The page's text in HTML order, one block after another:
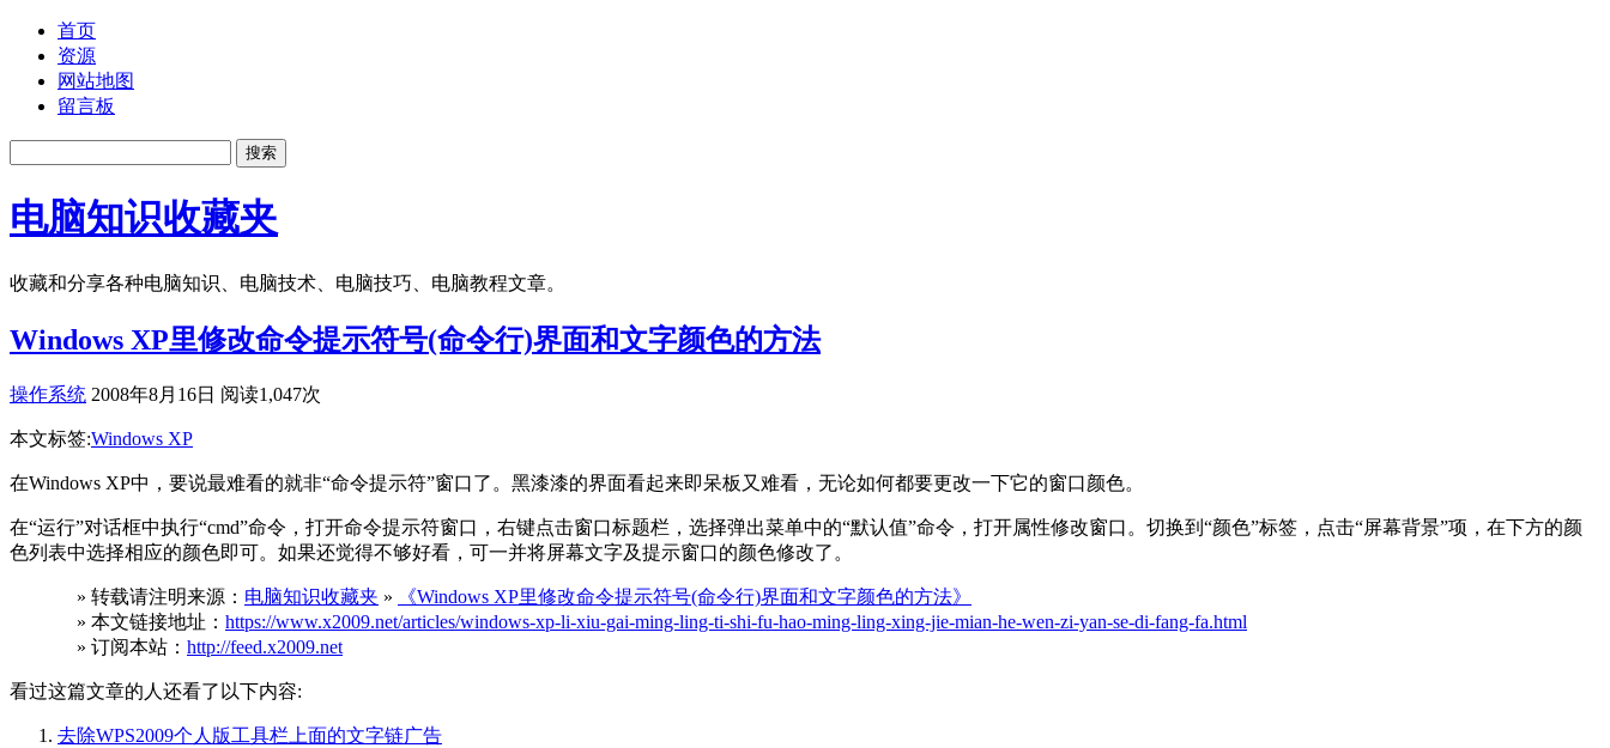
首页
资源
网站地图
留言板
电脑知识收藏夹
收藏和分享各种电脑知识、电脑技术、电脑技巧、电脑教程文章。
Windows XP里修改命令提示符号(命令行)界面和文字颜色的方法
操作系统 2008年8月16日 阅读1,047次
本文标签:Windows XP
在Windows XP中，要说最难看的就非“命令提示符”窗口了。黑漆漆的界面看起来即呆板又难看，无论如何都要更改一下它的窗口颜色。
在“运行”对话框中执行“cmd”命令，打开命令提示符窗口，右键点击窗口标题栏，选择弹出菜单中的“默认值”命令，打开属性修改窗口。切换到“颜色”标签，点击“屏幕背景”项，在下方的颜
色列表中选择相应的颜色即可。如果还觉得不够好看，可一并将屏幕文字及提示窗口的颜色修改了。
» 转载请注明来源： 电脑知识收藏夹 »
《Windows XP里修改命令提示符号(命令行)界面和文字颜色的方法》
» 本文链接地址： https://www.x2009.net/articles/windows-xp-li-xiu-gai-ming-ling-ti-shi-fu-hao-ming-ling-xing-jie-mian-he-wen-zi-yan-se-di-fang-fa.html
» 订阅本站： http://feed.x2009.net
看过这篇文章的人还看了以下内容:
去除WPS2009个人版工具栏上面的文字链广告